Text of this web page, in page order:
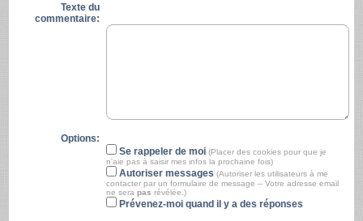
Texte du
commentaire:
Options:
Se rappeler de moi (Placer des cookies pour que je
n'aie pas à saisir mes infos la prochaine fois)
Autoriser messages (Autoriser les utilisateurs à me
contacter par un formulaire de message -- Votre adresse email
ne sera pas révélée.)
Prévenez-moi quand il y a des réponses